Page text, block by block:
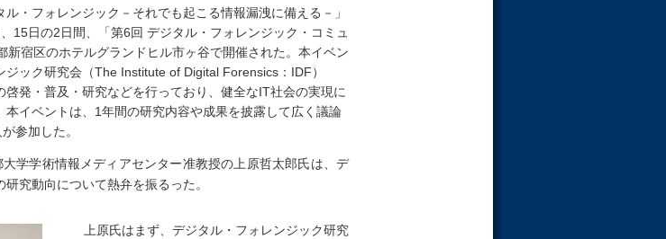
・フォレンジック－それでも起こる情報漏洩に備える－」
15日の2日間、「第6回 デジタル・フォレンジック・コミュ
新宿区のホテルグランドヒル市ヶ谷で開催された。本イベン
ジック研究会（The Institute of Digital Forensics：IDF）
発・普及・研究などを行っており、健全なIT社会の実現に
イベントは、1年間の研究内容や成果を披露して広く議論
参加した。
学学術情報メディアセンター准教授の上原哲太郎氏は、デ
究動向について熱弁を振るった。
上原氏はまず、デジタル・フォレンジック研究